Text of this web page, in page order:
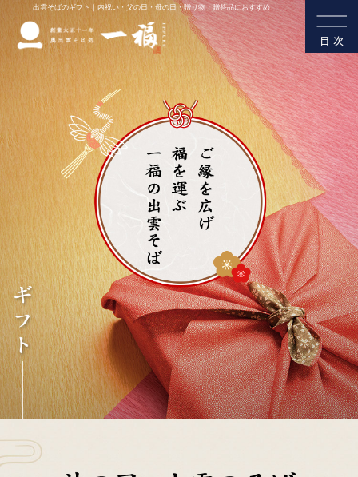
出雲そばのギフト｜内祝い・父の日・母の日・贈り物・贈答品におすすめ